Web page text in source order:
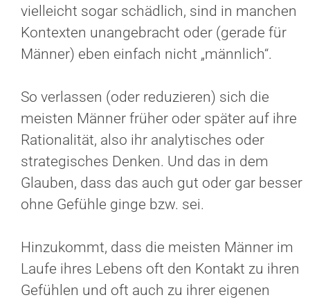
vielleicht sogar schädlich, sind in manchen
Kontexten unangebracht oder (gerade für
Männer) eben einfach nicht „männlich“.
So verlassen (oder reduzieren) sich die
meisten Männer früher oder später auf ihre
Rationalität, also ihr analytisches oder
strategisches Denken. Und das in dem
Glauben, dass das auch gut oder gar besser
ohne Gefühle ginge bzw. sei.
Hinzukommt, dass die meisten Männer im
Laufe ihres Lebens oft den Kontakt zu ihren
Gefühlen und oft auch zu ihrer eigenen